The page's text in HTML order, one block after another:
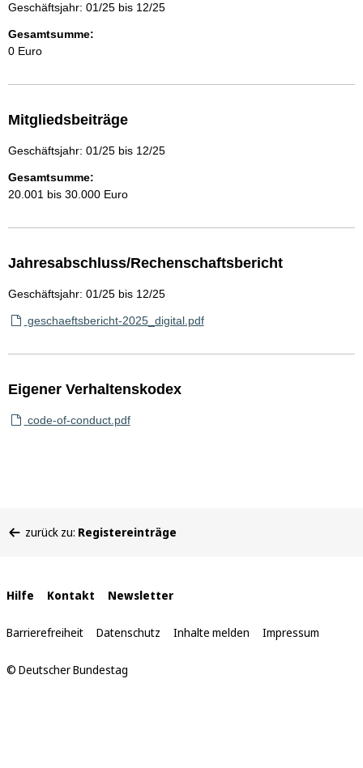
Geschäftsjahr: 01/25 bis 12/25
Gesamtsumme:
0 Euro
Mitgliedsbeiträge
Geschäftsjahr: 01/25 bis 12/25
Gesamtsumme:
20.001 bis 30.000 Euro
Jahresabschluss/Rechenschaftsbericht
Geschäftsjahr: 01/25 bis 12/25
geschaeftsbericht-2025_digital.pdf
Eigener Verhaltenskodex
code-of-conduct.pdf
befinden
zurück zu: Registereinträge
Interne
Links
Hilfe Kontakt Newsletter
Barrierefreiheit Datenschutz Inhalte melden Impressum
© Deutscher Bundestag